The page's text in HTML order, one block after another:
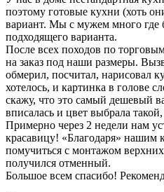
поэтому готовые кухни (хоть
вариант. Мы с мужем много
подходящего варианта.
После всех походов по
на заказ под наши размеры.
обмерил, посчитал, нарисовал
хотелось, и картинка в голове
скажу, что это самый дешевый
вписалась и цвет выбрала
Примерно через 2 недели нам
красавицу! «Благодаря»
помучиться с монтажом
получился отменный.
Большое всем спасибо!